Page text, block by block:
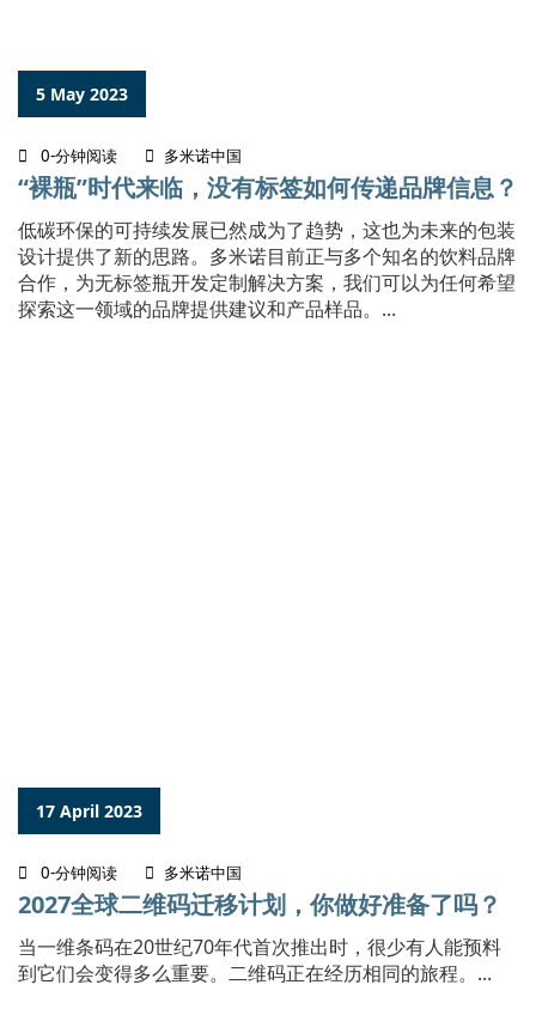
5 May 2023
0-分钟阅读 多米诺中国
“裸瓶”时代来临，没有标签如何传递品牌信息？
低碳环保的可持续发展已然成为了趋势，这也为未来的包装
设计提供了新的思路。多米诺目前正与多个知名的饮料品牌
合作，为无标签瓶开发定制解决方案，我们可以为任何希望
探索这一领域的品牌提供建议和产品样品。...
17 April 2023
0-分钟阅读 多米诺中国
2027全球二维码迁移计划，你做好准备了吗？
当一维条码在20世纪70年代首次推出时，很少有人能预料
到它们会变得多么重要。二维码正在经历相同的旅程。...